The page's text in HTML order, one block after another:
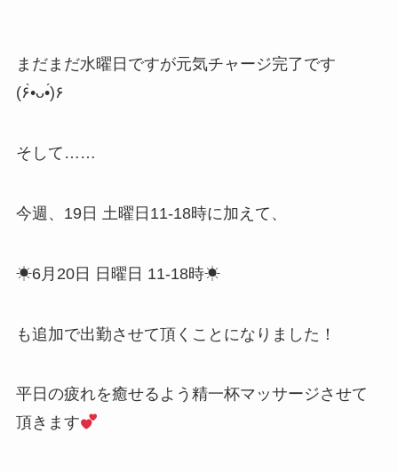
まだまだ水曜日ですが元気チャージ完了です
(۶•̀ᴗ•́)۶
そして……
今週、19日 土曜日11-18時に加えて、
☀6月20日 日曜日 11-18時☀
も追加で出勤させて頂くことになりました！
平日の疲れを癒せるよう精一杯マッサージさせて
頂きます